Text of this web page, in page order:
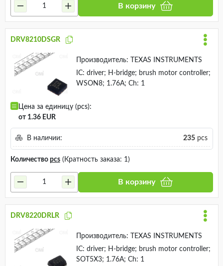
В корзину
DRV8210DSGR
Производитель:
TEXAS INSTRUMENTS
IC: driver; H-bridge; brush motor controller;
WSON8; 1.76A; Ch: 1
Цена за единицу (pcs):
от 1.36 EUR
В наличии: 235pcs
Количество pcs(Кратность заказа: 1)
В корзину
DRV8220DRLR
Производитель:
TEXAS INSTRUMENTS
IC: driver; H-bridge; brush motor controller;
SOT5X3; 1.76A; Ch: 1